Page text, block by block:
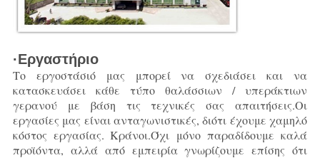
·Εργαστήριο
Το εργοστάσιό μας μπορεί να σχεδιάσει και να
κατασκευάσει κάθε τύπο θαλάσσιων / υπεράκτιων
γερανού με βάση τις τεχνικές σας απαιτήσεις.Οι
εργασίες μας είναι ανταγωνιστικές, διότι έχουμε χαμηλό
κόστος εργασίας. Κράνοι.Όχι μόνο παραδίδουμε καλά
προϊόντα, αλλά από εμπειρία γνωρίζουμε επίσης ότι